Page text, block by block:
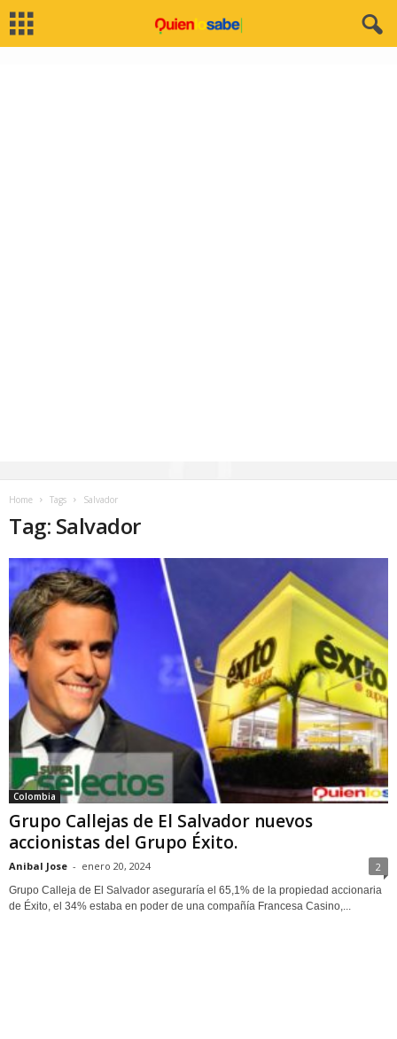
Home Tags Salvador
Tag: Salvador
Colombia
Grupo Callejas de El Salvador nuevos
accionistas del Grupo Éxito.
Anibal Jose - enero 20, 2024 2
Grupo Calleja de El Salvador aseguraría el 65,1% de la propiedad accionaria
de Éxito, el 34% estaba en poder de una compañía Francesa Casino,...